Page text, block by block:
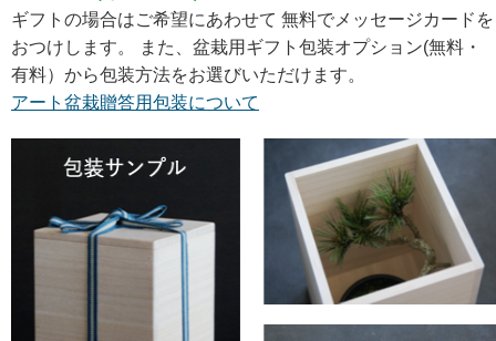
ギフトの場合はご希望にあわせて 無料でメッセージカードを
おつけします。 また、盆栽用ギフト包装オプション(無料・
有料）から包装方法をお選びいただけます。
アート盆栽贈答用包装について